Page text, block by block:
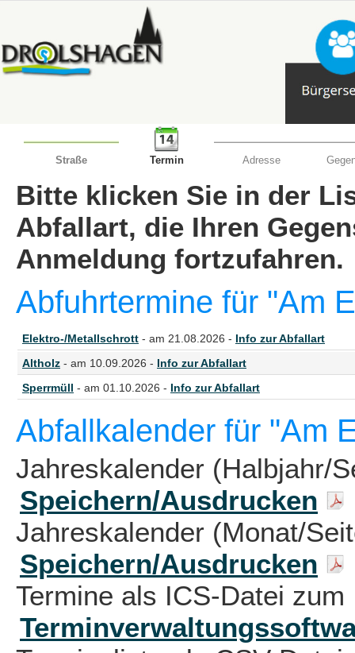
Straße Termin Adresse
Bitte klicken Sie in der
Abfallart, die Ihren
Anmeldung fortzufahren.
Abfuhrtermine für "Am
Elektro-/Metallschrott - am 21.08.2026 - Info zur Abfallart
Altholz - am 10.09.2026 - Info zur Abfallart
Sperrmüll - am 01.10.2026 - Info zur Abfallart
Abfallkalender für "Am
Jahreskalender (Halbjahr/
Speichern/Ausdrucken
Jahreskalender (Monat/
Speichern/Ausdrucken
Termine als ICS-Datei zum